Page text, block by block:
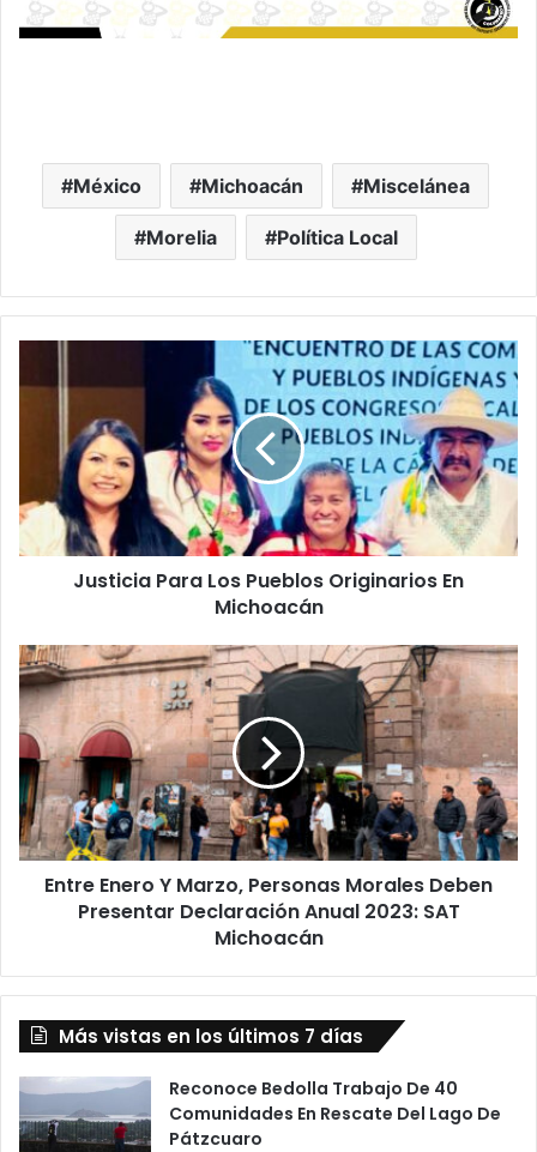
México Michoacán Miscelánea
Morelia Política Local
Originarios
Michoacán
Justicia Para Los Pueblos Originarios En
Michoacán
Entre
Enero
Y
Marzo,
Personas
Morales
Deben
Presentar
Declaración
AnualEntre Enero Y Marzo, Personas Morales Deben
Presentar Declaración Anual 2023: SAT
Michoacán
Más vistas en los últimos 7 días
Reconoce Bedolla Trabajo De 40
Comunidades En Rescate Del Lago De
Pátzcuaro